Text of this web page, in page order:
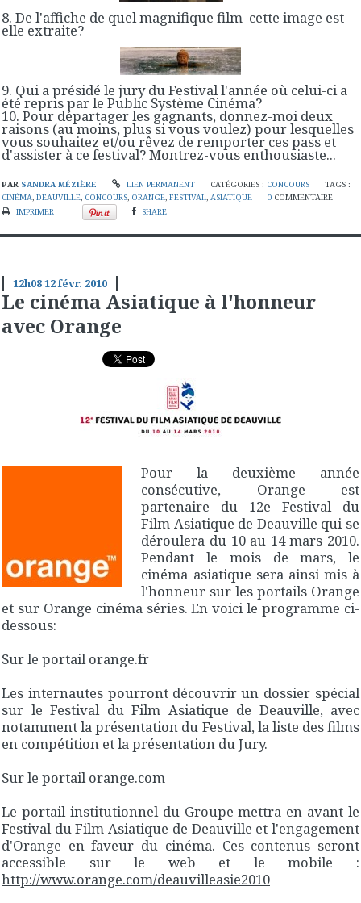
8. De l'affiche de quel magnifique film cette image est-
elle extraite?
9. Qui a présidé le jury du Festival l'année où celui-ci a
été repris par le Public Système Cinéma?
10. Pour départager les gagnants, donnez-moi deux
raisons (au moins, plus si vous voulez) pour lesquelles
vous souhaitez et/ou rêvez de remporter ces pass et
d'assister à ce festival? Montrez-vous enthousiaste...
PAR SANDRA MÉZIÈRE LIEN PERMANENT CATÉGORIES : CONCOURS
TAGS :
CINÉMA, DEAUVILLE, CONCOURS, ORANGE, FESTIVAL, ASIATIQUE 0 COMMENTAIRE
IMPRIMER
SHARE
12h0812févr. 2010
Le cinéma Asiatique à l'honneur
avec Orange
Pour la deuxième année
consécutive, Orange est
partenaire du 12e Festival du
Film Asiatique de Deauville qui se
déroulera du 10 au 14 mars 2010.
Pendant le mois de mars, le
cinéma asiatique sera ainsi mis à
l'honneur sur les portails Orange
et sur Orange cinéma séries. En voici le programme ci-
dessous:
Sur le portail orange.fr
Les internautes pourront découvrir un dossier spécial
sur le Festival du Film Asiatique de Deauville, avec
notamment la présentation du Festival, la liste des films
en compétition et la présentation du Jury.
Sur le portail orange.com
Le portail institutionnel du Groupe mettra en avant le
Festival du Film Asiatique de Deauville et l'engagement
d'Orange en faveur du cinéma. Ces contenus seront
accessible sur le web et le mobile :
http://www.orange.com/deauvilleasie2010